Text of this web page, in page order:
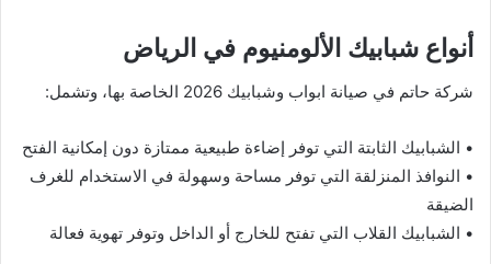
أنواع شبابيك الألومنيوم في الرياض
شركة حاتم في صيانة ابواب وشبابيك 2026 الخاصة بها، وتشمل:
• الشبابيك الثابتة التي توفر إضاءة طبيعية ممتازة دون إمكانية الفتح
• النوافذ المنزلقة التي توفر مساحة وسهولة في الاستخدام للغرف
الضيقة
• الشبابيك القلاب التي تفتح للخارج أو الداخل وتوفر تهوية فعالة